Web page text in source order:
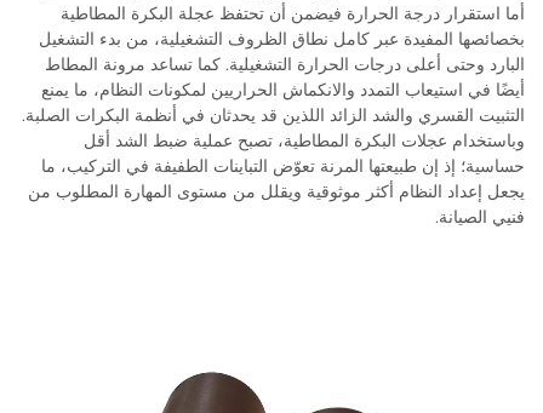
أما استقرار درجة الحرارة فيضمن أن تحتفظ عجلة البكرة المطاطية
بخصائصها المفيدة عبر كامل نطاق الظروف التشغيلية، من بدء التشغيل
البارد وحتى أعلى درجات الحرارة التشغيلية. كما تساعد مرونة المطاط
أيضًا في استيعاب التمدد والانكماش الحراريين لمكونات النظام، ما يمنع
التثبيت القسري والشد الزائد اللذين قد يحدثان في أنظمة البكرات الصلبة.
وباستخدام عجلات البكرة المطاطية، تصبح عملية ضبط الشد أقل
حساسية؛ إذ إن طبيعتها المرنة تعوّض التباينات الطفيفة في التركيب، ما
يجعل إعداد النظام أكثر موثوقية ويقلل من مستوى المهارة المطلوب من
فنيي الصيانة.